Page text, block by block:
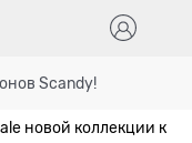
Scandy!
новой коллекции